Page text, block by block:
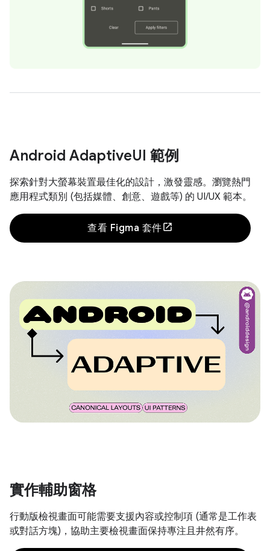
Android AdaptiveUI 範例
探索針對大螢幕裝置最佳化的設計，激發靈感。瀏覽熱門
應用程式類別 (包括媒體、創意、遊戲等) 的 UI/UX 範本。
查看 Figma 套件
實作輔助窗格
行動版檢視畫面可能需要支援內容或控制項 (通常是工作表
或對話方塊)，協助主要檢視畫面保持專注且井然有序。